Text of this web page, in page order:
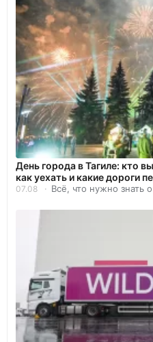
День города в Тагиле: кто
как уехать и какие дороги
07.08 Всё, что нужно знать